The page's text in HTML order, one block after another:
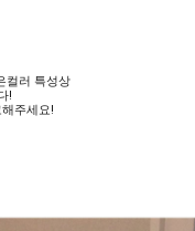
컬러 특성상
!
주세요!